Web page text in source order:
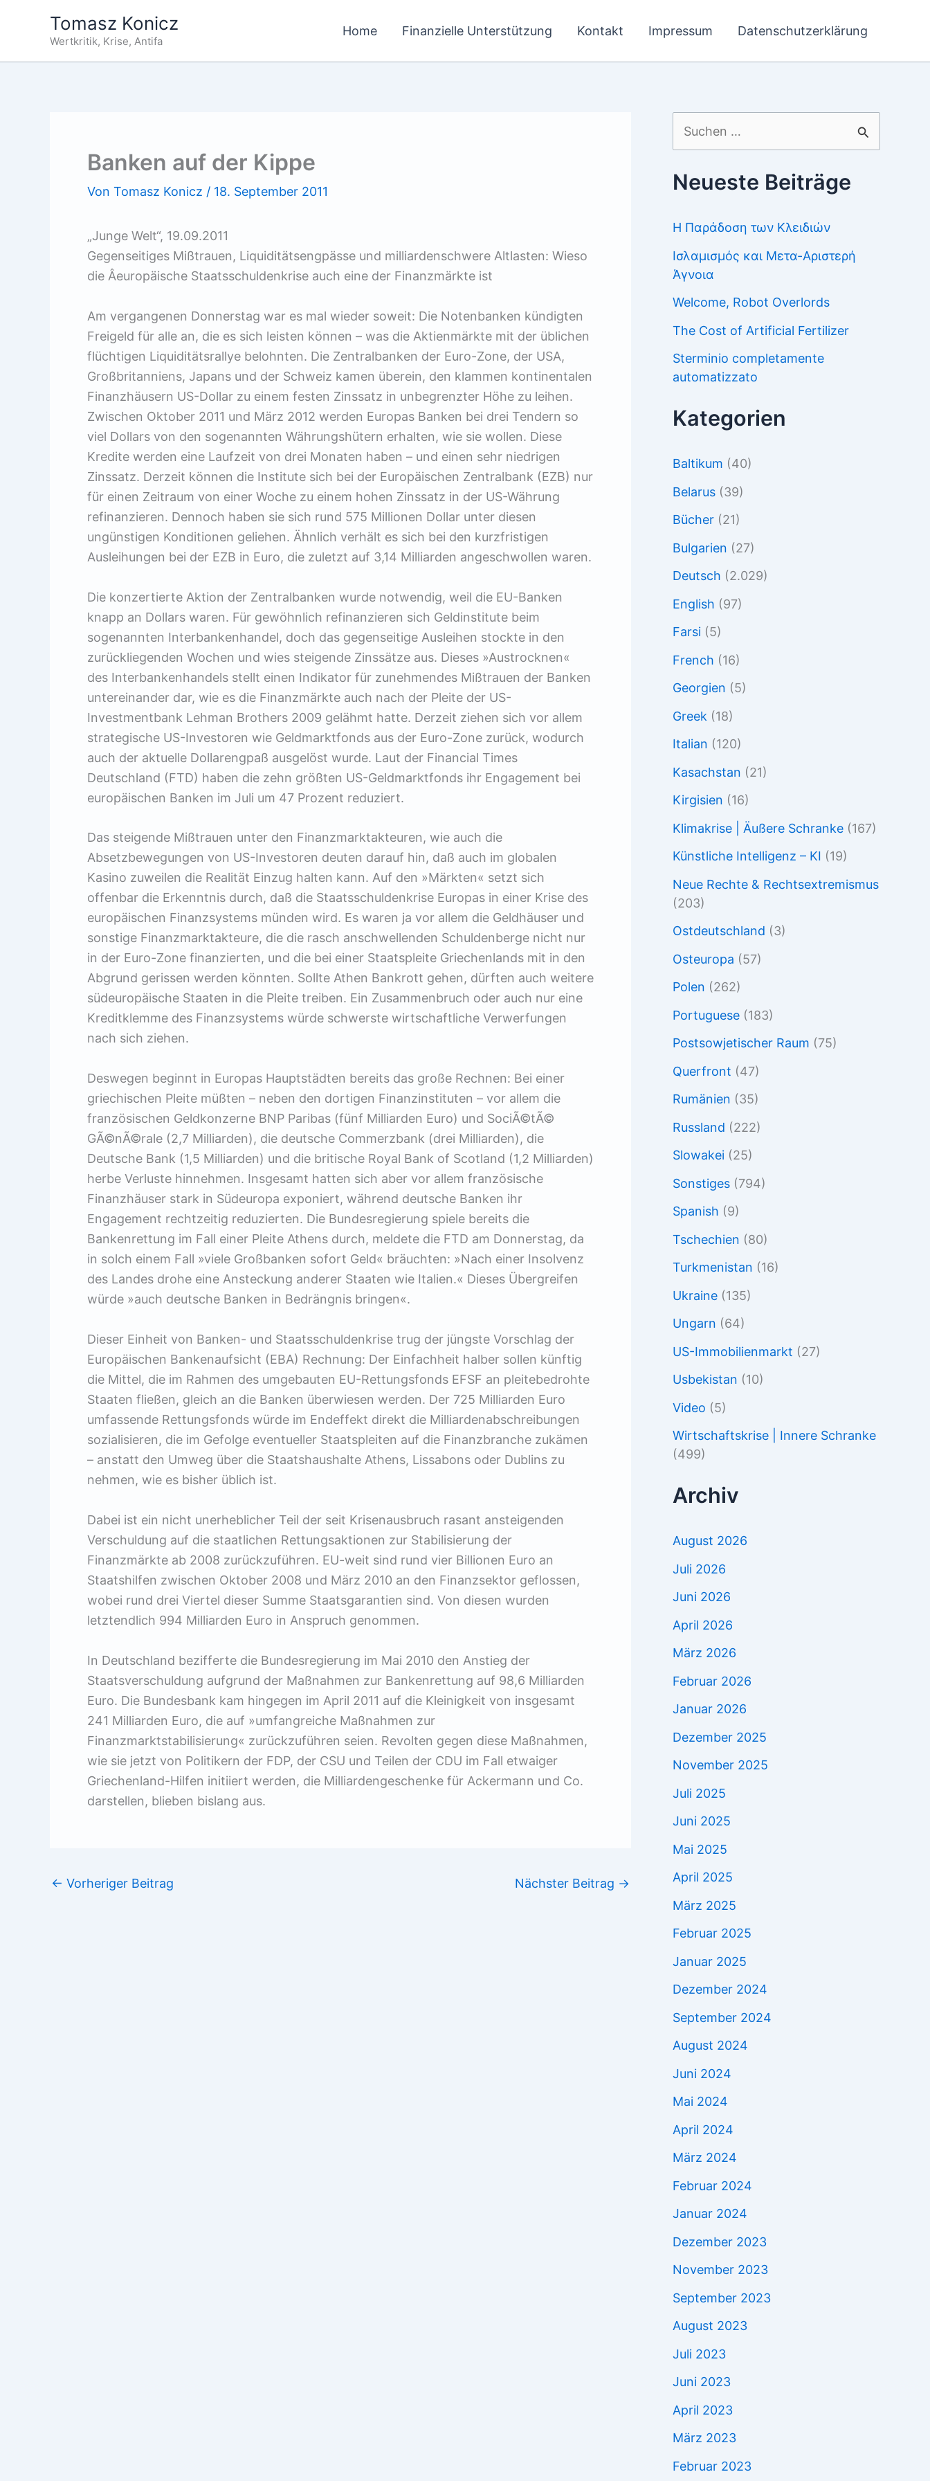
Tomasz Konicz
Wertkritik, Krise, Antifa
Home Finanzielle Unterstützung Kontakt Impressum Datenschutzerklärung
Banken auf der Kippe
Von Tomasz Konicz / 18. September 2011
„Junge Welt“, 19.09.2011
Gegenseitiges Mißtrauen, Liquiditätsengpässe und milliardenschwere Altlasten: Wieso
die Â­europäische Staatsschuldenkrise auch eine der Finanzmärkte ist
Am vergangenen Donnerstag war es mal wieder soweit: Die Notenbanken kündigten
Freigeld für alle an, die es sich leisten können – was die Aktienmärkte mit der üblichen
flüchtigen Liquiditätsrallye belohnten. Die Zentralbanken der Euro-Zone, der USA,
Großbritanniens, Japans und der Schweiz kamen überein, den klammen kontinentalen
Finanzhäusern US-Dollar zu einem festen Zinssatz in unbegrenzter Höhe zu leihen.
Zwischen Oktober 2011 und März 2012 werden Europas Banken bei drei Tendern so
viel Dollars von den sogenannten Währungshütern erhalten, wie sie wollen. Diese
Kredite werden eine Laufzeit von drei Monaten haben – und einen sehr niedrigen
Zinssatz. Derzeit können die Institute sich bei der Europäischen Zentralbank (EZB) nur
für einen Zeitraum von einer Woche zu einem hohen Zinssatz in der US-Währung
refinanzieren. Dennoch haben sie sich rund 575 Millionen Dollar unter diesen
ungünstigen Konditionen geliehen. Ähnlich verhält es sich bei den kurzfristigen
Ausleihungen bei der EZB in Euro, die zuletzt auf 3,14 Milliarden angeschwollen waren.
Die konzertierte Aktion der Zentralbanken wurde notwendig, weil die EU-Banken
knapp an Dollars waren. Für gewöhnlich refinanzieren sich Geldinstitute beim
sogenannten Interbankenhandel, doch das gegenseitige Ausleihen stockte in den
zurückliegenden Wochen und wies steigende Zinssätze aus. Dieses »Austrocknen«
des Interbankenhandels stellt einen Indikator für zunehmendes Mißtrauen der Banken
untereinander dar, wie es die Finanzmärkte auch nach der Pleite der US-
Investmentbank Lehman Brothers 2009 gelähmt hatte. Derzeit ziehen sich vor allem
strategische US-Investoren wie Geldmarktfonds aus der Euro-Zone zurück, wodurch
auch der aktuelle Dollarengpaß ausgelöst wurde. Laut der Financial Times
Deutschland (FTD) haben die zehn größten US-Geldmarktfonds ihr Engagement bei
europäischen Banken im Juli um 47 Prozent reduziert.
Das steigende Mißtrauen unter den Finanzmarktakteuren, wie auch die
Absetzbewegungen von US-Investoren deuten darauf hin, daß auch im globalen
Kasino zuweilen die Realität Einzug halten kann. Auf den »Märkten« setzt sich
offenbar die Erkenntnis durch, daß die Staatsschuldenkrise Europas in einer Krise des
europäischen Finanzsystems münden wird. Es waren ja vor allem die Geldhäuser und
sonstige Finanzmarktakteure, die die rasch anschwellenden Schuldenberge nicht nur
in der Euro-Zone finanzierten, und die bei einer Staatspleite Griechenlands mit in den
Abgrund gerissen werden könnten. Sollte Athen Bankrott gehen, dürften auch weitere
südeuropäische Staaten in die Pleite treiben. Ein Zusammenbruch oder auch nur eine
Kreditklemme des Finanzsystems würde schwerste wirtschaftliche Verwerfungen
nach sich ziehen.
Deswegen beginnt in Europas Hauptstädten bereits das große Rechnen: Bei einer
griechischen Pleite müßten – neben den dortigen Finanzinstituten – vor allem die
französischen Geldkonzerne BNP Paribas (fünf Milliarden Euro) und SociÃ©tÃ©
GÃ©nÃ©rale (2,7 Milliarden), die deutsche Commerzbank (drei Milliarden), die
Deutsche Bank (1,5 Milliarden) und die britische Royal Bank of Scotland (1,2 Milliarden)
herbe Verluste hinnehmen. Insgesamt hatten sich aber vor allem französische
Finanzhäuser stark in Südeuropa exponiert, während deutsche Banken ihr
Engagement rechtzeitig reduzierten. Die Bundesregierung spiele bereits die
Bankenrettung im Fall einer Pleite Athens durch, meldete die FTD am Donnerstag, da
in solch einem Fall »viele Großbanken sofort Geld« bräuchten: »Nach einer Insolvenz
des Landes drohe eine Ansteckung anderer Staaten wie Italien.« Dieses Übergreifen
würde »auch deutsche Banken in Bedrängnis bringen«.
Dieser Einheit von Banken- und Staatsschuldenkrise trug der jüngste Vorschlag der
Europäischen Bankenaufsicht (EBA) Rechnung: Der Einfachheit halber sollen künftig
die Mittel, die im Rahmen des umgebauten EU-Rettungsfonds EFSF an pleitebedrohte
Staaten fließen, gleich an die Banken überwiesen werden. Der 725 Milliarden Euro
umfassende Rettungsfonds würde im Endeffekt direkt die Milliardenabschreibungen
sozialisieren, die im Gefolge eventueller Staatspleiten auf die Finanzbranche zukämen
– anstatt den Umweg über die Staatshaushalte Athens, Lissabons oder Dublins zu
nehmen, wie es bisher üblich ist.
Dabei ist ein nicht unerheblicher Teil der seit Krisenausbruch rasant ansteigenden
Verschuldung auf die staatlichen Rettungsaktionen zur Stabilisierung der
Finanzmärkte ab 2008 zurückzuführen. EU-weit sind rund vier Billionen Euro an
Staatshilfen zwischen Oktober 2008 und März 2010 an den Finanzsektor geflossen,
wobei rund drei Viertel dieser Summe Staatsgarantien sind. Von diesen wurden
letztendlich 994 Milliarden Euro in Anspruch genommen.
In Deutschland bezifferte die Bundesregierung im Mai 2010 den Anstieg der
Staatsverschuldung aufgrund der Maßnahmen zur Bankenrettung auf 98,6 Milliarden
Euro. Die Bundesbank kam hingegen im April 2011 auf die Kleinigkeit von insgesamt
241 Milliarden Euro, die auf »umfangreiche Maßnahmen zur
Finanzmarktstabilisierung« zurückzuführen seien. Revolten gegen diese Maßnahmen,
wie sie jetzt von Politikern der FDP, der CSU und Teilen der CDU im Fall etwaiger
Griechenland-Hilfen initiiert werden, die Milliardengeschenke für Ackermann und Co.
darstellen, blieben bislang aus.
← Vorheriger Beitrag Nächster Beitrag →
Suchen
nach:
Neueste Beiträge
Η Παράδοση των Κλειδιών
Ισλαμισμός και Μετα-Αριστερή
Άγνοια
Welcome, Robot Overlords
The Cost of Artificial Fertilizer
Sterminio completamente
automatizzato
Kategorien
Baltikum (40)
Belarus (39)
Bücher (21)
Bulgarien (27)
Deutsch (2.029)
English (97)
Farsi (5)
French (16)
Georgien (5)
Greek (18)
Italian (120)
Kasachstan (21)
Kirgisien (16)
Klimakrise | Äußere Schranke (167)
Künstliche Intelligenz – KI (19)
Neue Rechte & Rechtsextremismus
(203)
Ostdeutschland (3)
Osteuropa (57)
Polen (262)
Portuguese (183)
Postsowjetischer Raum (75)
Querfront (47)
Rumänien (35)
Russland (222)
Slowakei (25)
Sonstiges (794)
Spanish (9)
Tschechien (80)
Turkmenistan (16)
Ukraine (135)
Ungarn (64)
US-Immobilienmarkt (27)
Usbekistan (10)
Video (5)
Wirtschaftskrise | Innere Schranke
(499)
Archiv
August 2026
Juli 2026
Juni 2026
April 2026
März 2026
Februar 2026
Januar 2026
Dezember 2025
November 2025
Juli 2025
Juni 2025
Mai 2025
April 2025
März 2025
Februar 2025
Januar 2025
Dezember 2024
September 2024
August 2024
Juni 2024
Mai 2024
April 2024
März 2024
Februar 2024
Januar 2024
Dezember 2023
November 2023
September 2023
August 2023
Juli 2023
Juni 2023
April 2023
März 2023
Februar 2023